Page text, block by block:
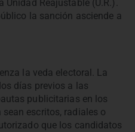
Unidad Reajustable (U.R.).
la sanción asciende a
la veda electoral. La
días previos a las
publicitarias en los
escritos, radiales o
que los candidatos